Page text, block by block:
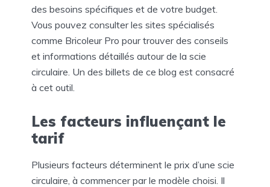
des besoins spécifiques et de votre budget.
Vous pouvez consulter les sites spécialisés
comme Bricoleur Pro pour trouver des conseils
et informations détaillés autour de la scie
circulaire. Un des billets de ce blog est consacré
à cet outil.
Les facteurs influençant le
tarif
Plusieurs facteurs déterminent le prix d’une scie
circulaire, à commencer par le modèle choisi. Il